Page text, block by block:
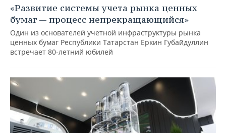
«Развитие системы учета рынка ценных
бумаг — процесс непрекращающийся»
Один из основателей учетной инфраструктуры рынка
ценных бумаг Республики Татарстан Еркин Губайдуллин
встречает 80-летний юбилей